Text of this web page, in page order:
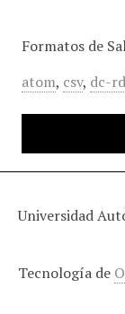
Formatos de
atom, csv, dc-
Universidad
Tecnología de